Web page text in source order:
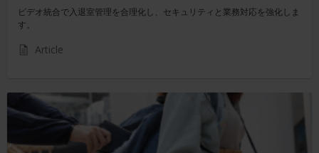
ビデオ統合で入退室管理を合理化し、セキュリティと業務対応を強化しま
す。
Article